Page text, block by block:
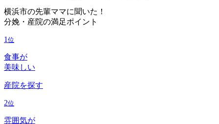
横浜市の先輩ママに聞いた！
分娩・産院の満足ポイント
1 位
食事が
美味しい
産院を探す
2位
雰囲気が